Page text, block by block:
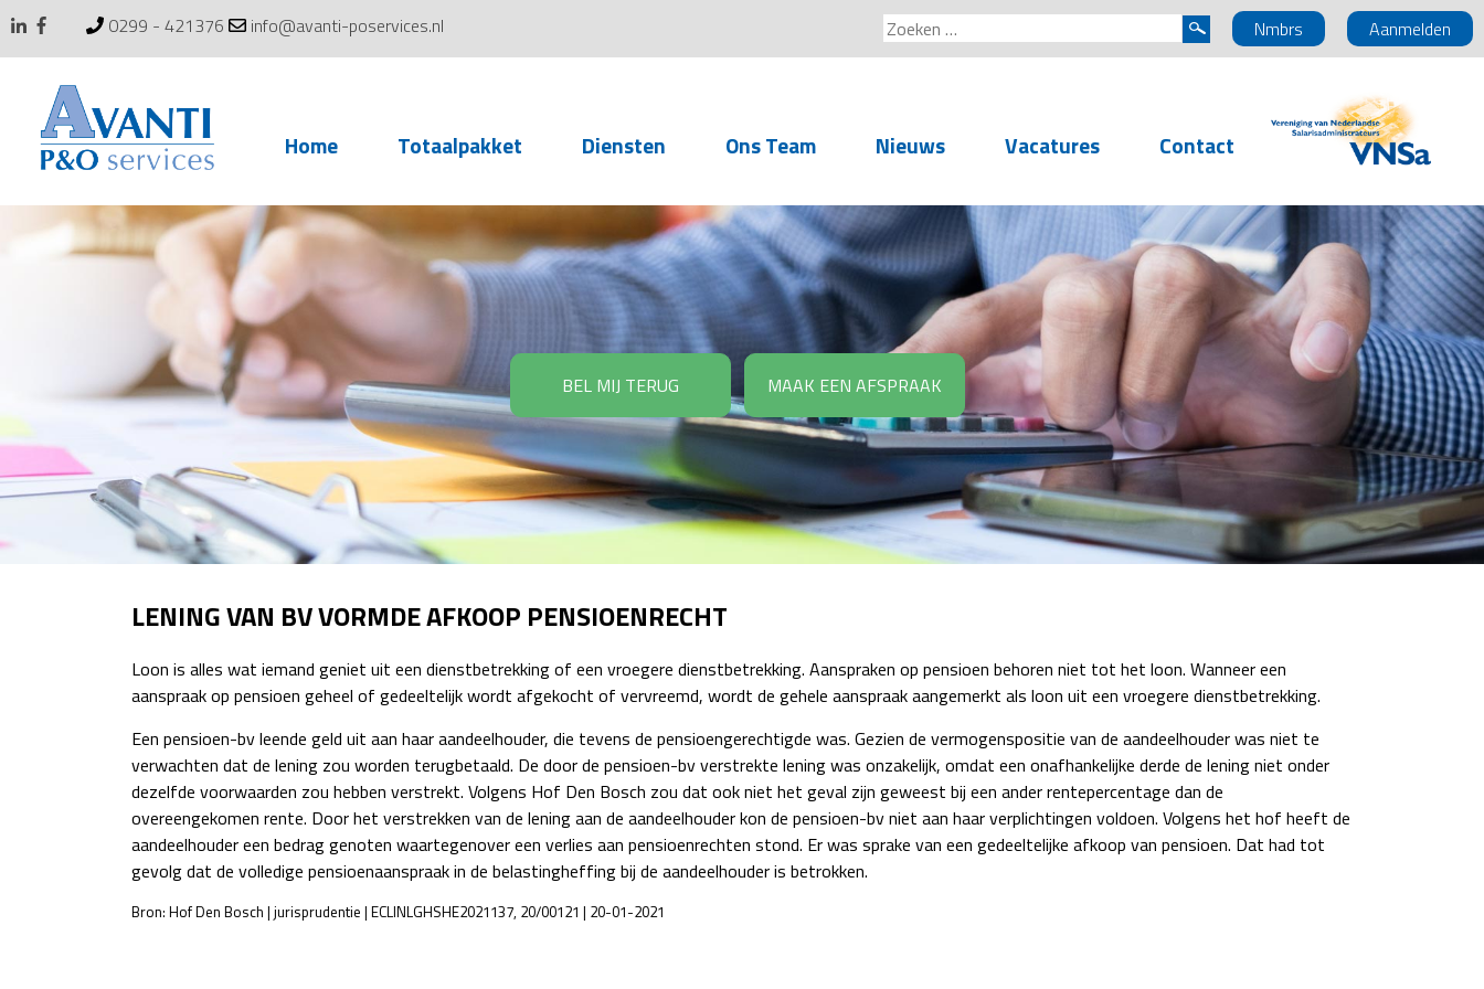
0299 - 421376 info@avanti-poservices.nl Aanmelden
Nmbrs
Zoeken
naar:
Home Totaalpakket Diensten
Service voor
accountants- en
administratiekantoren
Arbeidsrechtelijke
Advisering
Salarisadministratie
Personeelsadministratie
Detachering
Ons Team Nieuws Vacatures Contact
BEL MIJ TERUG MAAK EEN AFSPRAAK
LENING VAN BV VORMDE AFKOOP PENSIOENRECHT
Loon is alles wat iemand geniet uit een dienstbetrekking of een vroegere dienstbetrekking. Aanspraken op pensioen behoren niet tot het loon. Wanneer een
aanspraak op pensioen geheel of gedeeltelijk wordt afgekocht of vervreemd, wordt de gehele aanspraak aangemerkt als loon uit een vroegere dienstbetrekking.
Een pensioen-bv leende geld uit aan haar aandeelhouder, die tevens de pensioengerechtigde was. Gezien de vermogenspositie van de aandeelhouder was niet te
verwachten dat de lening zou worden terugbetaald. De door de pensioen-bv verstrekte lening was onzakelijk, omdat een onafhankelijke derde de lening niet onder
dezelfde voorwaarden zou hebben verstrekt. Volgens Hof Den Bosch zou dat ook niet het geval zijn geweest bij een ander rentepercentage dan de
overeengekomen rente. Door het verstrekken van de lening aan de aandeelhouder kon de pensioen-bv niet aan haar verplichtingen voldoen. Volgens het hof heeft de
aandeelhouder een bedrag genoten waartegenover een verlies aan pensioenrechten stond. Er was sprake van een gedeeltelijke afkoop van pensioen. Dat had tot
gevolg dat de volledige pensioenaanspraak in de belastingheffing bij de aandeelhouder is betrokken.
Bron: Hof Den Bosch | jurisprudentie | ECLINLGHSHE2021137, 20/00121 | 20-01-2021